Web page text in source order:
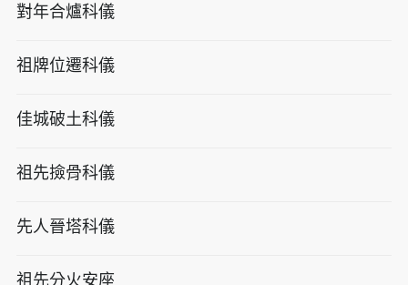
對年合爐科儀
祖牌位遷科儀
佳城破土科儀
祖先撿骨科儀
先人晉塔科儀
祖先分火安座